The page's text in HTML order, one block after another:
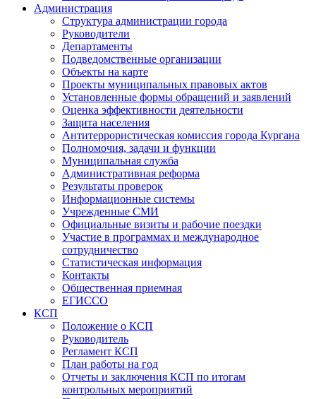
Администрация
Структура администрации города
Руководители
Департаменты
Подведомственные организации
Объекты на карте
Проекты муниципальных правовых актов
Установленные формы обращений и заявлений
Оценка эффективности деятельности
Защита населения
Антитеррористическая комиссия города Кургана
Полномочия, задачи и функции
Муниципальная служба
Административная реформа
Результаты проверок
Информационные системы
Учрежденные СМИ
Официальные визиты и рабочие поездки
Участие в программах и международное
сотрудничество
Статистическая информация
Контакты
Общественная приемная
ЕГИССО
КСП
Положение о КСП
Руководитель
Регламент КСП
План работы на год
Отчеты и заключения КСП по итогам
контрольных мероприятий